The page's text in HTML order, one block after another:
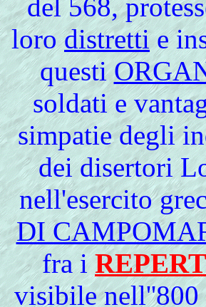
del 568,
lorodistrettie
questi
soldati e
simpatie degli
dei disertori
nell'esercito
DI
fra i
visibile nell''800